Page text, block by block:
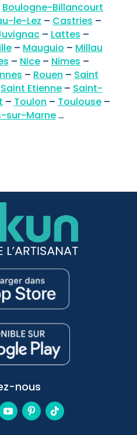
Boulogne-Billancourt
le-Lez – Castries –
– Lattes –
– Mauguio – Millau
– Nice– Nimes –
– Rouen – Saint
Saint Etienne– Saint-
– Toulon – Toulouse–
sur-Marne…
nous